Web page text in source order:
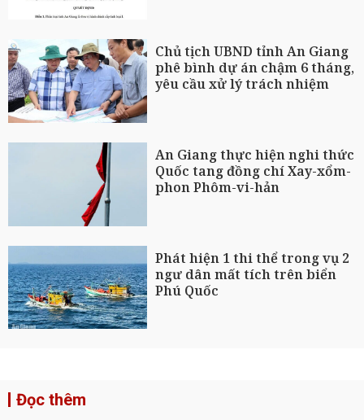
Chủ tịch UBND tỉnh An Giang
phê bình dự án chậm 6 tháng,
yêu cầu xử lý trách nhiệm
An Giang thực hiện nghi thức
Quốc tang đồng chí Xay-xổm-
phon Phôm-vi-hản
Phát hiện 1 thi thể trong vụ 2
ngư dân mất tích trên biển
Phú Quốc
Đọc thêm